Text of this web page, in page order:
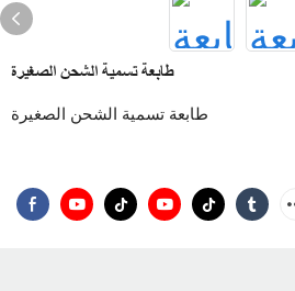
طابعة تسمية الشحن الصغيرة
طابعة تسمية الشحن الصغيرة